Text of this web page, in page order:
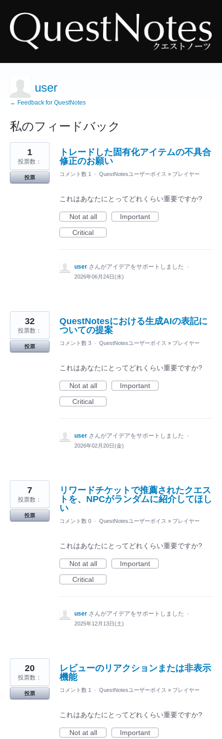
user
← Feedback for QuestNotes
私のフィードバック
20
っ
た
トレードした固有化アイテムの不具合
修正のお願い
1
投票数：
投票
コメント数 1 · QuestNotesユーザーボイス » プレイヤー
これはあなたにとってどれくらい重要ですか?
Not at all
Important
Critical
user さんがアイデアをサポートしました ·
2026年06月24日(水)
QuestNotesにおける生成AIの表記に
ついての提案
32
投票数：
投票
コメント数 3 · QuestNotesユーザーボイス » プレイヤー
これはあなたにとってどれくらい重要ですか?
Not at all
Important
Critical
user さんがアイデアをサポートしました ·
2026年02月20日(金)
リワードチケットで推薦されたクエス
トを、NPCがランダムに紹介してほし
い
7
投票数：
投票
コメント数 0 · QuestNotesユーザーボイス » プレイヤー
これはあなたにとってどれくらい重要ですか?
Not at all
Important
Critical
user さんがアイデアをサポートしました ·
2025年12月13日(土)
レビューのリアクションまたは非表示
機能
20
投票数：
投票
コメント数 1 · QuestNotesユーザーボイス » プレイヤー
これはあなたにとってどれくらい重要ですか?
Not at all
Important